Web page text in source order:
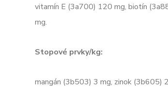
vitamín E (3a700) 120 mg, biotín
mg.
Stopové prvky/kg:
mangán (3b503) 3 mg, zinok (3b605)